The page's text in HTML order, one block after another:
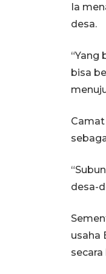
Ia
desa.
“Yang
bisa
desa-
usaha
secara